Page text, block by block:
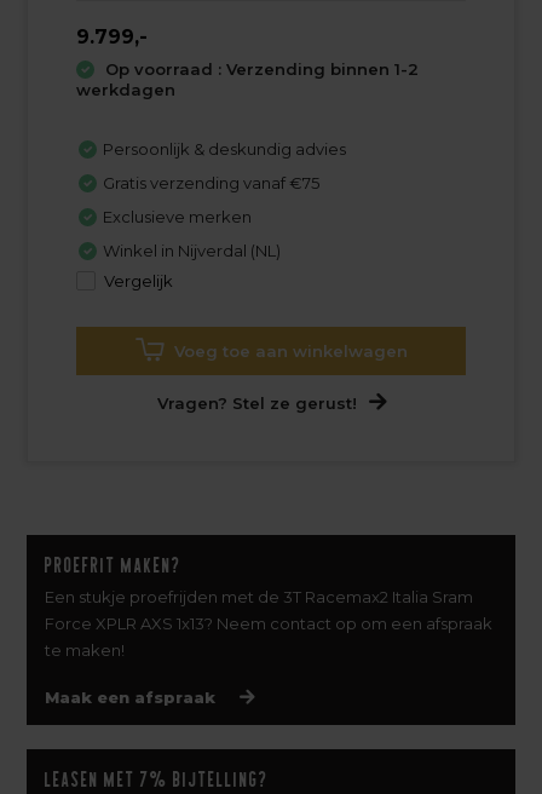
9.799,-
Op voorraad : Verzending binnen 1-2
werkdagen
Persoonlijk & deskundig advies
Gratis verzending vanaf €75
Exclusieve merken
Winkel in Nijverdal (NL)
Vergelijk
Voeg toe aan winkelwagen
Vragen? Stel ze gerust!
Proefrit maken?
Een stukje proefrijden met de 3T Racemax2 Italia Sram
Force XPLR AXS 1x13? Neem contact op om een afspraak
te maken!
Maak een afspraak
Leasen met 7% bijtelling?